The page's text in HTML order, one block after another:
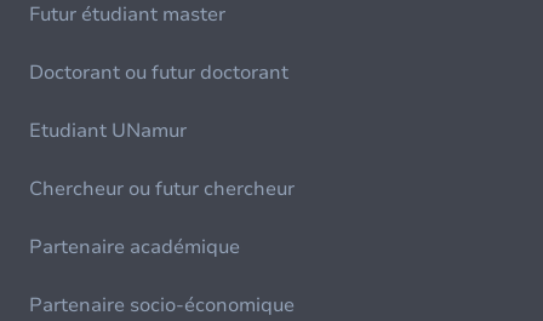
Futur étudiant master
Doctorant ou futur doctorant
Etudiant UNamur
Chercheur ou futur chercheur
Partenaire académique
Partenaire socio-économique